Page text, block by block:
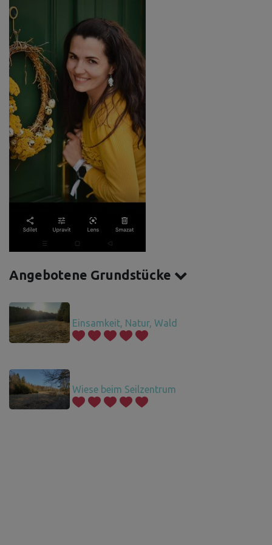
Angebotene Grundstücke
Einsamkeit, Natur, Wald
Wiese beim Seilzentrum